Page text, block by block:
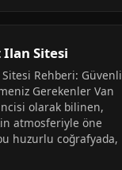
Ilan Sitesi
Rehberi: Güvenli
Gerekenler Van
olarak bilinen,
atmosferiyle öne
huzurlu coğrafyada,